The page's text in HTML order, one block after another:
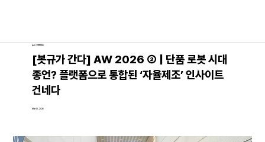
Mar 12, 2026
[봇규가 간다] AW 2026 ② | 단품 로봇 시대
종언? 플랫폼으로 통합된 ‘자율제조’ 인사이트
건네다
뉴스│언론보도